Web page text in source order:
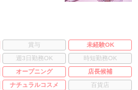
賞与
未経験OK
週3日勤務OK
時短勤務OK
オープニング
店長候補
ナチュラルコスメ 百貨店